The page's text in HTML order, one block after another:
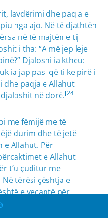
lavdërimi dhe paqja e
nga ajo. Në të djathtën
në të majtën e tij
i tha: “A më jep leje
Djaloshi ia ktheu:
ia jap pasi që ti ke pirë i
dhe paqja e Allahut
në dorë.[24]
me fëmijë me të
durim dhe të jetë
e Allahut. Për
e Allahut
t’u çuditur me
tërësi çështja e
e veçantë për
e falënderon